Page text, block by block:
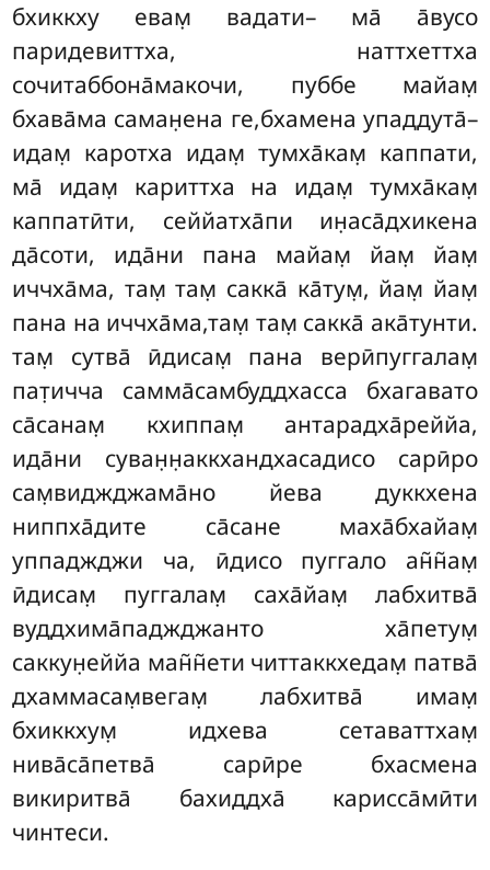
бхиккху евам̣ вадати– ма̄ а̄вусо
паридевиттха, наттхеттха
сочитаббона̄макочи, пуббе майам̣
бхава̄ма саман̣ена ге,бхамена упаддута̄–
идам̣ каротха идам̣ тумха̄кам̣ каппати,
ма̄ идам̣ кариттха на идам̣ тумха̄кам̣
каппатӣти, сеййатха̄пи ин̣аса̄дхикена
да̄соти, ида̄ни пана майам̣ йам̣ йам̣
иччха̄ма, там̣ там̣ сакка̄ ка̄тум̣, йам̣ йам̣
пана на иччха̄ма,там̣ там̣ сакка̄ ака̄тунти.
там̣ сутва̄ ӣдисам̣ пана верӣпуггалам̣
пат̣ичча самма̄самбуддхасса бхагавато
са̄санам̣ кхиппам̣ антарадха̄реййа,
ида̄ни суван̣н̣аккхандхасадисо сарӣро
сам̣виджджама̄но йева дуккхена
ниппха̄дите са̄сане маха̄бхайам̣
уппаджджи ча, ӣдисо пуггало ан̃н̃ам̣
ӣдисам̣ пуггалам̣ саха̄йам̣ лабхитва̄
вуддхима̄паджджанто ха̄петум̣
саккун̣еййа ман̃н̃ети читтаккхедам̣ патва̄
дхаммасам̣вегам̣ лабхитва̄ имам̣
бхиккхум̣ идхева сетаваттхам̣
нива̄са̄петва̄ сарӣре бхасмена
викиритва̄ бахиддха̄ карисса̄мӣти
чинтеси.